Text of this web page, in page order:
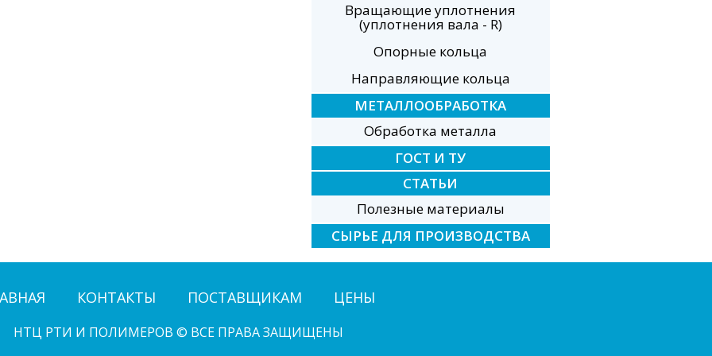
Вращающие уплотнения
(уплотнения вала - R)
Опорные кольца
Направляющие кольца
МЕТАЛЛООБРАБОТКА
Обработка металла
ГОСТ И ТУ
СТАТЬИ
Полезные материалы
СЫРЬЕ ДЛЯ ПРОИЗВОДСТВА
КОНТАКТЫ ПОСТАВЩИКАМ ЦЕНЫ
НТЦ РТИ И ПОЛИМЕРОВ © ВСЕ ПРАВА ЗАЩИЩЕНЫ